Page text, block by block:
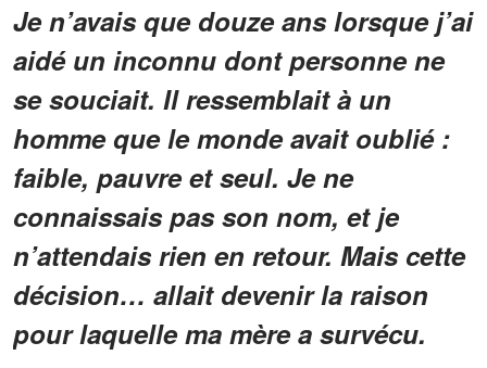
Je n’avais que douze ans lorsque j’ai
aidé un inconnu dont personne ne
se souciait. Il ressemblait à un
homme que le monde avait oublié :
faible, pauvre et seul. Je ne
connaissais pas son nom, et je
n’attendais rien en retour. Mais cette
décision… allait devenir la raison
pour laquelle ma mère a survécu.